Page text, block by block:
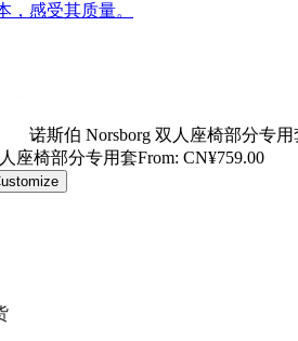
，感受其质量。
诺斯伯 Norsborg 双人座椅部分专用
座椅部分专用套From: CN¥759.00